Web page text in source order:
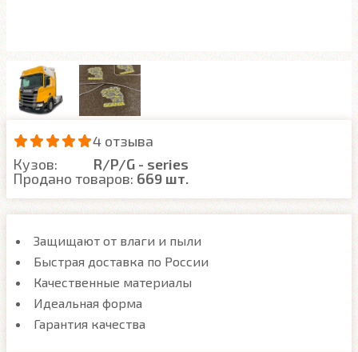
4 отзыва
Кузов:
R/P/G - series
Продано товаров: 669 шт.
Защищают от влаги и пыли
Быстрая доставка по России
Качественные материалы
Идеальная форма
Гарантия качества